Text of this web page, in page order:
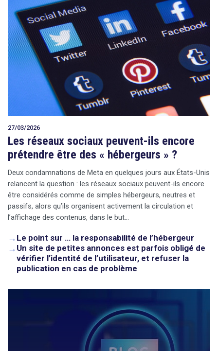
27/03/2026
Les réseaux sociaux peuvent-ils encore
prétendre être des « hébergeurs » ?
Deux condamnations de Meta en quelques jours aux États-Unis
relancent la question : les réseaux sociaux peuvent-ils encore
être considérés comme de simples hébergeurs, neutres et
passifs, alors qu’ils organisent activement la circulation et
l’affichage des contenus, dans le but…
→ Le point sur … la responsabilité de l’hébergeur
→ Un site de petites annonces est parfois obligé de
vérifier l’identité de l’utilisateur, et refuser la
publication en cas de problème